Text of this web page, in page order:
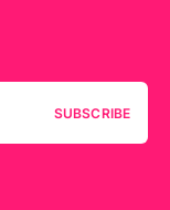
SUBSCRIBE